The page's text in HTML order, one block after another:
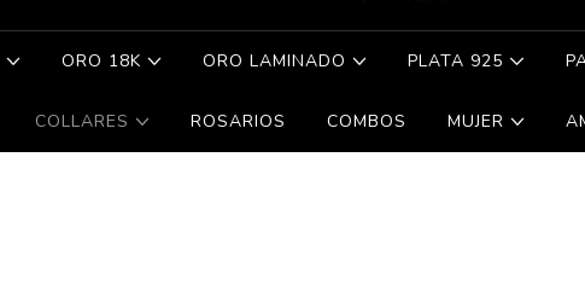
ORO 18K ORO LAMINADO PLATA 925
COLLARES ROSARIOS COMBOS MUJER